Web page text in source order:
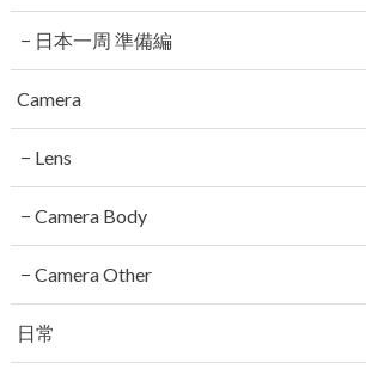
日本一周 準備編
Camera
Lens
Camera Body
Camera Other
日常